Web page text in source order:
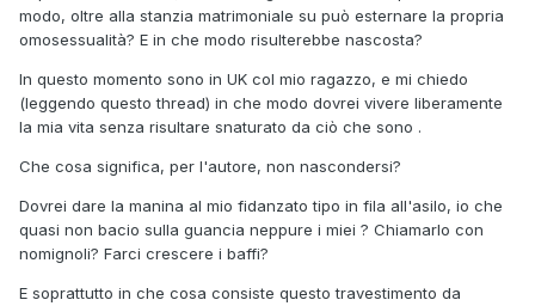
modo, oltre alla stanzia matrimoniale su può esternare la propria
omosessualità? E in che modo risulterebbe nascosta?
In questo momento sono in UK col mio ragazzo, e mi chiedo
(leggendo questo thread) in che modo dovrei vivere liberamente
la mia vita senza risultare snaturato da ciò che sono .
Che cosa significa, per l'autore, non nascondersi?
Dovrei dare la manina al mio fidanzato tipo in fila all'asilo, io che
quasi non bacio sulla guancia neppure i miei ? Chiamarlo con
nomignoli? Farci crescere i baffi?
E soprattutto in che cosa consiste questo travestimento da